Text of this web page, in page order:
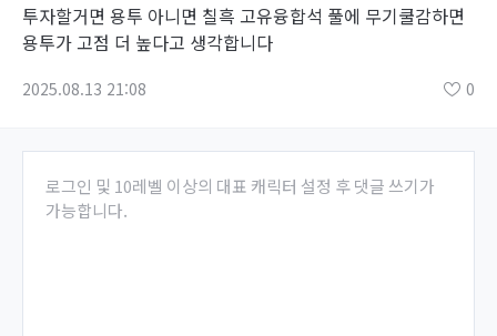
투자할거면 용투 아니면 칠흑 고유융합석 풀에 무기쿨감하면
용투가 고점 더 높다고 생각합니다
2025.08.13 21:08 0
로그인 및 10레벨 이상의 대표 캐릭터 설정 후 댓글 쓰기가
가능합니다.